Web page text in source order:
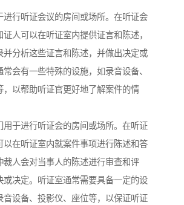
进行听证会议的房间或场所。在听证会
人可以在听证室内提供证言和陈述，
并分析这些证言和陈述，并做出决定或
会有一些特殊的设施，如录音设备、
，以帮助听证官更好地了解案件的情
用于进行听证会的房间或场所。在听证
以在听证室内就案件事项进行陈述和答
裁人会对当事人的陈述进行审查和评
或决定。听证室通常需要具备一定的设
音设备、投影仪、座位等，以保证听证